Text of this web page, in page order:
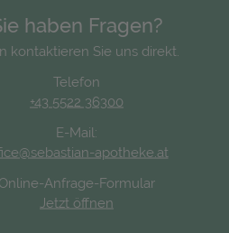
haben Fragen?
kontaktieren Sie uns direkt.
Telefon
+43 5522 36300
E-Mail:
apotheke.at
Online-Anfrage-Formular
Jetzt öffnen